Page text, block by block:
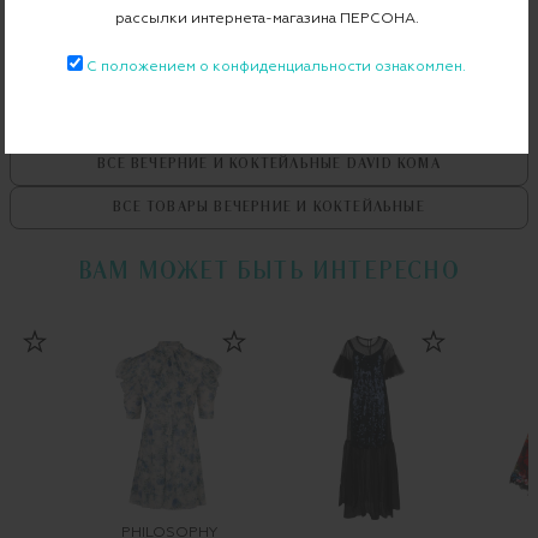
ВСЕ ВЕЧЕРНИЕ И КОКТЕЙЛЬНЫЕ DAVID KOMA
ВСЕ ТОВАРЫ ВЕЧЕРНИЕ И КОКТЕЙЛЬНЫЕ
ВАМ МОЖЕТ БЫТЬ ИНТЕРЕСНО
PHILOSOPHY
рассылки интернета-магазина ПЕРСОНА.
С положением о конфиденциальности ознакомлен.